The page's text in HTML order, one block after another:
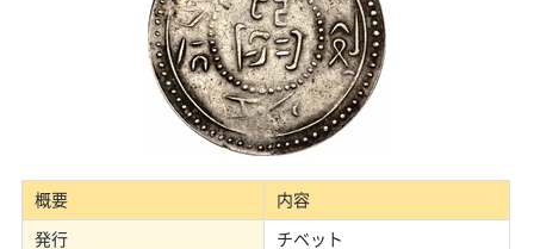
概要 内容
発行 チベット